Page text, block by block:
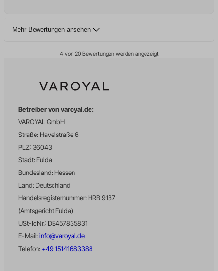
Mehr Bewertungen ansehen
4 von 20 Bewertungen werden angezeigt
Betreiber von varoyal.de:
VAROYAL GmbH
Straße: Havelstraße 6
PLZ: 36043
Stadt: Fulda
Bundesland: Hessen
Land: Deutschland
Handelsregisternummer: HRB 9137
(Amtsgericht Fulda)
USt-IdNr.: DE457835831
E-Mail:info@varoyal.de
Telefon: +49 15141683388
ssm_au_c
termsfeed_pc1_consent
twCookieConsent
uet_vid
wffn_gclid
wffn_journey
wffn_referrer_last
wffn_utm_content_last
wffn_utm_medium_last